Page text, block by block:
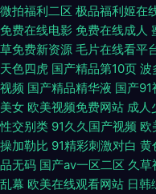
二级在线 性生生活性生交A级
夜A片免费看 久久经典视频东
线视频观看97 97偷偷碰视频
AV 超碰97人人妻人人骑 亚洲
肏天天肏 国产我不卡一区 91jk
微拍福利二区 极品福利姬在
免费在线电影 免费在线成人
草免费新资源 毛片在线看平
天色四虎 国产精品第10页 波
视频 国产精品精华液 国产91
美女 欧美视频免费网站 成人
性交别类 91久久国产视频 欧
操加勒比 91精彩刺激对白 黄
品无码 国产aⅴ一区二区 久草
乱幕 欧美在线观看网站 日韩